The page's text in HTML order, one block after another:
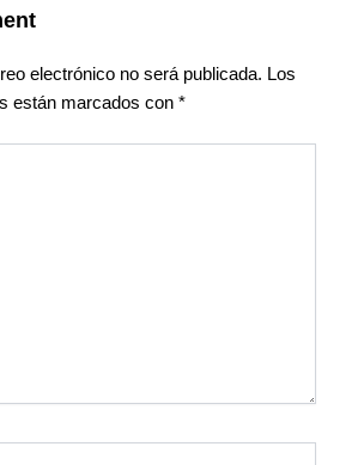
electrónico no será publicada. Los
están marcados con *